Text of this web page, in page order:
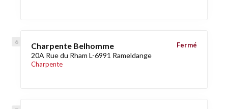
Charpente Belhomme
20A Rue du Rham L-6991 Rameldange
Charpente
Fermé